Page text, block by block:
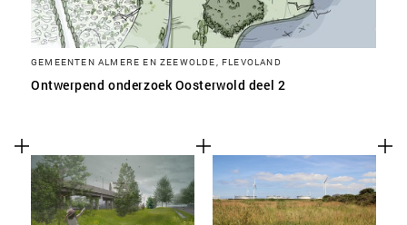
GEMEENTEN ALMERE EN ZEEWOLDE, FLEVOLAND
Ontwerpend onderzoek Oosterwold deel 2